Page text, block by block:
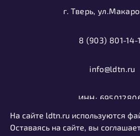
г. Тверь,
8 (903) 801-14-
info@ldtn.ru
ИНН:
ОГРН:
На сайте ldtn.ru используются
Оставаясь на сайте, вы